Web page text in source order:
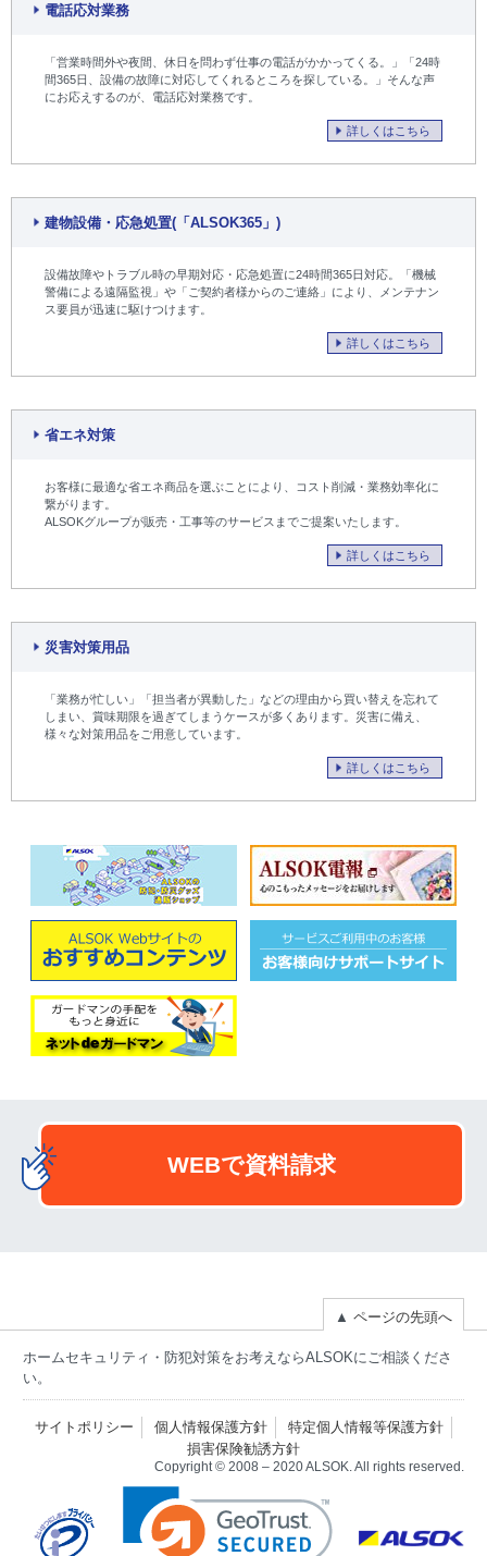
電話応対業務
「営業時間外や夜間、休日を問わず仕事の電話がかかってくる。」「24時
間365日、設備の故障に対応してくれるところを探している。」そんな声
にお応えするのが、電話応対業務です。
詳しくはこちら
建物設備・応急処置(「ALSOK365」)
設備故障やトラブル時の早期対応・応急処置に24時間365日対応。「機械
警備による遠隔監視」や「ご契約者様からのご連絡」により、メンテナン
ス要員が迅速に駆けつけます。
詳しくはこちら
省エネ対策
お客様に最適な省エネ商品を選ぶことにより、コスト削減・業務効率化に
繋がります。
ALSOKグループが販売・工事等のサービスまでご提案いたします。
詳しくはこちら
災害対策用品
「業務が忙しい」「担当者が異動した」などの理由から買い替えを忘れて
しまい、賞味期限を過ぎてしまうケースが多くあります。災害に備え、
様々な対策用品をご用意しています。
詳しくはこちら
WEBで資料請求
▲ ページの先頭へ
ホームセキュリティ・防犯対策をお考えならALSOKにご相談くださ
い。
サイトポリシー 個人情報保護方針
特定個人情報等保護方針
損害保険勧誘方針
Copyright © 2008 – 2020 ALSOK. All rights reserved.